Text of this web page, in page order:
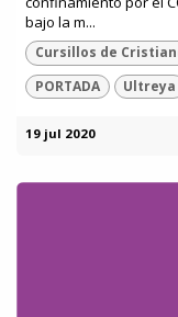
bajo la m...
Cursillos de
PORTADA
Ultreya
19 jul 2020